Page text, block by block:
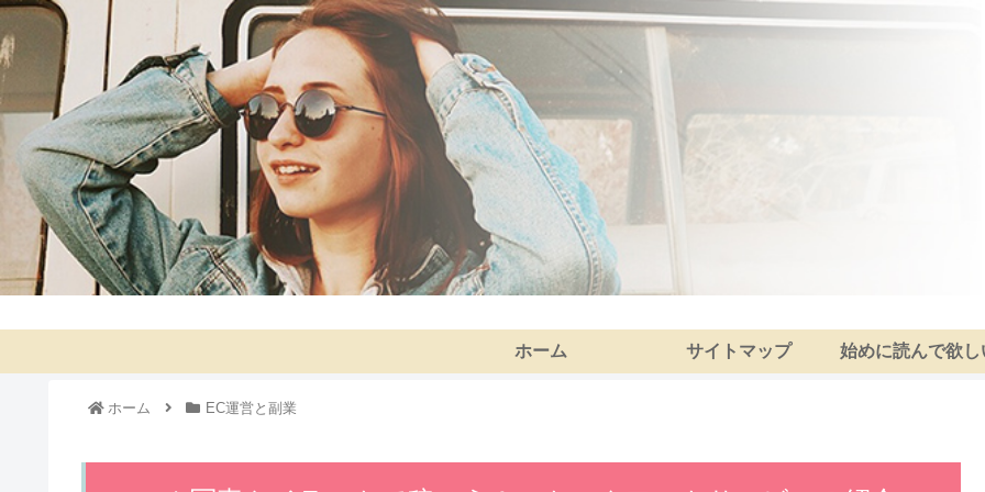
ホーム サイトマップ 始めに読んで欲し
ホーム EC運営と副業